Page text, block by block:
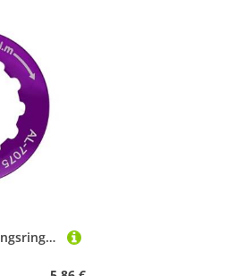
RETUOLWAG Befestigungsringe für Schwungradabdeckung aus Aluminiumlegierung, 11T Kassetten, Fahrradkassetten, Verriegelungsringe, Befestigungskappen